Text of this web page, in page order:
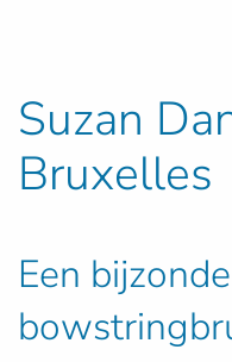
Suzan
Bruxelles
Een